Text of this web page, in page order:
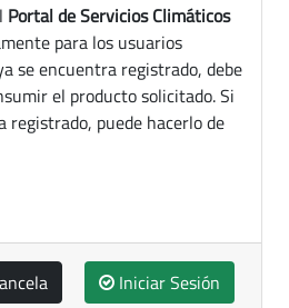
Portal de Servicios Climáticos
para los usuarios
se encuentra registrado, debe
el producto solicitado. Si
registrado, puede hacerlo de
Iniciar Sesión